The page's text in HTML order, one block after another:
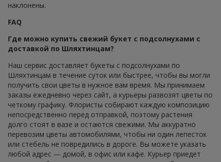
наклонены.
FAQ
Где можно купить свежий букет с подсолнухами с
доставкой по Шляхтинцам?
Наш сервис доставляет букеты с подсолнухами по
Шляхтинцам в течение суток или быстрее, чтобы вы могли
получить свои цветы в нужное вам время. Мы принимаем
заказы ежедневно через сайт, а курьеры развозят цветы по
четкому графику. Флористы собирают каждую композицию
непосредственно перед отправкой, поэтому растения
долго стоят в вазе и остаются свежими. Мы аккуратно
перевозим цветы автомобилями, чтобы ни один лепесток
или стебель не повредились в дороге. Вы можете указать
любой адрес — домой, в офис или кафе. Курьер приедет